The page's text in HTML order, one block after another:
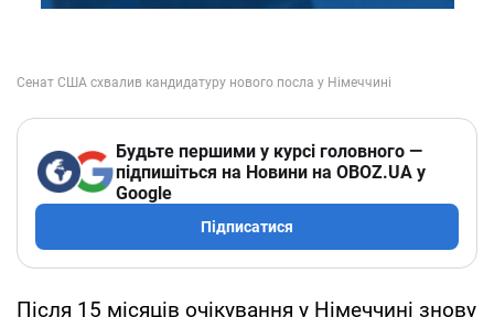
Будьте першими у курсі головного —
підпишіться на Новини на OBOZ.UA у
Google
Підписатися
Після 15 місяців очікування у Німеччині знову